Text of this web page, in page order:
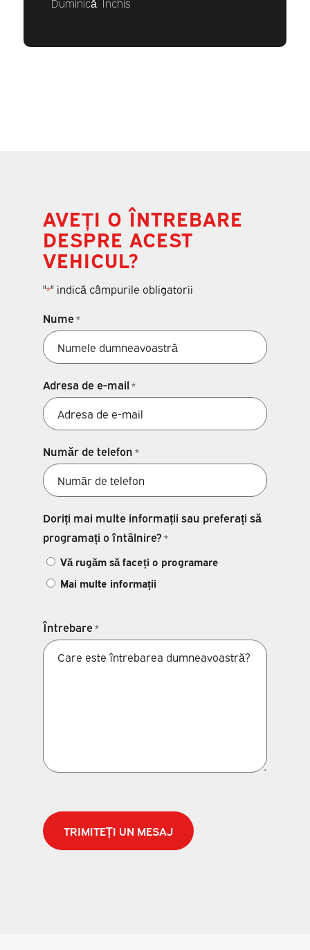
AVEȚI O ÎNTREBARE
DESPRE ACEST
VEHICUL?
"*" indică câmpurile obligatorii
Nume*
Adresa de e-mail *
Număr de telefon *
Doriți mai multe informații sau preferați să
programați o întâlnire? *
Vă rugăm să faceți o programare
Mai multe informații
Întrebare*